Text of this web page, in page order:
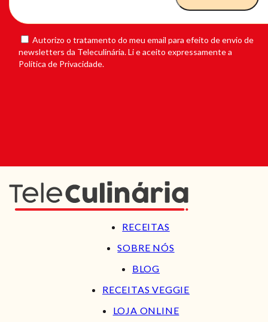
Autorizo o tratamento do meu email para efeito de envio de
newsletters da Teleculinária. Li e aceito expressamente a
Política de Privacidade.
RECEITAS
SOBRE NÓS
BLOG
RECEITAS VEGGIE
LOJA ONLINE